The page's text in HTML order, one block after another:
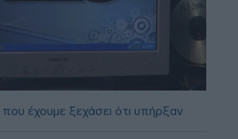
έχουμε ξεχάσει ότι υπήρξαν